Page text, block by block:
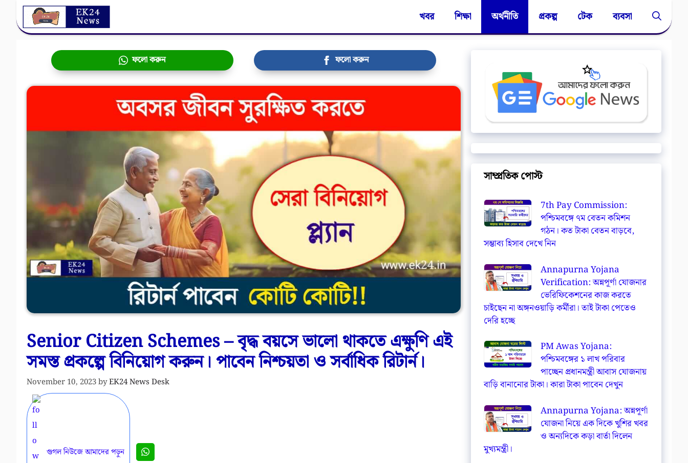
content
খবর শিক্ষা অর্থনীতি প্রকল্প টেক ব্যবসা
ফলো করুন ফলো করুন
Senior Citizen Schemes – বৃদ্ধ বয়সে ভালো থাকতে এক্ষুণি এই
সমস্ত প্রকল্পে বিনিয়োগ করুন। পাবেন নিশ্চয়তা ও সর্বাধিক রিটার্ন।
November 10, 2023byEK24 News Desk
গুগল নিউজে আমাদের পড়ুন
সাম্প্রতিক পোস্ট
7th Pay Commission:
পশ্চিমবঙ্গে ৭ম বেতন কমিশন
গঠন। কত টাকা বেতন বাড়বে,
সম্ভাব্য হিসাব দেখে নিন
Annapurna Yojana
Verification: অন্নপূর্ণা যোজনার
ভেরিফিকেশনের কাজ করতে
চাইছেন না অঙ্গনওয়াড়ি কর্মীরা। তাই টাকা পেতেও
দেরি হচ্ছে
PM Awas Yojana:
পশ্চিমবঙ্গের ১ লাখ পরিবার
পাচ্ছেন প্রধানমন্ত্রী আবাস যোজনায়
বাড়ি বানানোর টাকা। কারা টাকা পাবেন দেখুন
Annapurna Yojana: অন্নপূর্ণা
যোজনা নিয়ে এক দিকে খুশির খবর
ও অন্যদিকে কড়া বার্তা দিলেন
মুখ্যমন্ত্রী।